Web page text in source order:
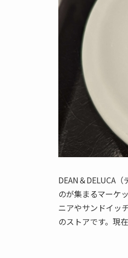
DEAN＆DELUCA
のが集まるマーケ
ニアやサンドイッ
のストアです。現